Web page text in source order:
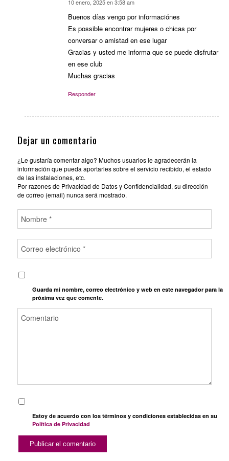
Dice:
10 enero, 2025 en 3:58 am
Buenos días vengo por informaciónes
Es possible encontrar mujeres o chicas por
conversar o amistad en ese lugar
Gracias y usted me informa que se puede disfrutar
en ese club
Muchas gracias
Responder
Dejar un comentario
¿Le gustaría comentar algo? Muchos usuarios le agradecerán la
información que pueda aportarles sobre el servicio recibido, el estado
de las instalaciones, etc.
Por razones de Privacidad de Datos y Confidencialidad, su dirección
de correo (email) nunca será mostrado.
Guarda mi nombre, correo electrónico y web en este navegador para la
próxima vez que comente.
Estoy de acuerdo con los términos y condiciones establecidas en su
Política de Privacidad